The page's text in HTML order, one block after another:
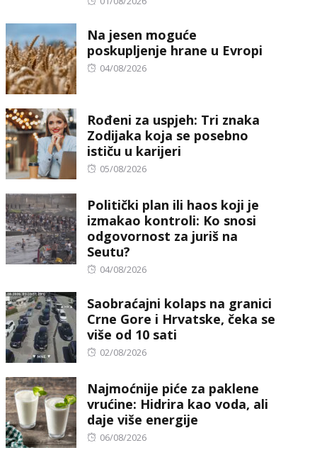
Na jesen moguće
poskupljenje hrane u Evropi
Posted
04/08/2026
Rođeni za uspjeh: Tri znaka
Zodijaka koja se posebno
ističu u karijeri
Posted
05/08/2026
Politički plan ili haos koji je
izmakao kontroli: Ko snosi
odgovornost za juriš na
Seutu?
Posted
04/08/2026
Saobraćajni kolaps na granici
Crne Gore i Hrvatske, čeka se
više od 10 sati
Posted
02/08/2026
Najmoćnije piće za paklene
vrućine: Hidrira kao voda, ali
daje više energije
Posted
06/08/2026